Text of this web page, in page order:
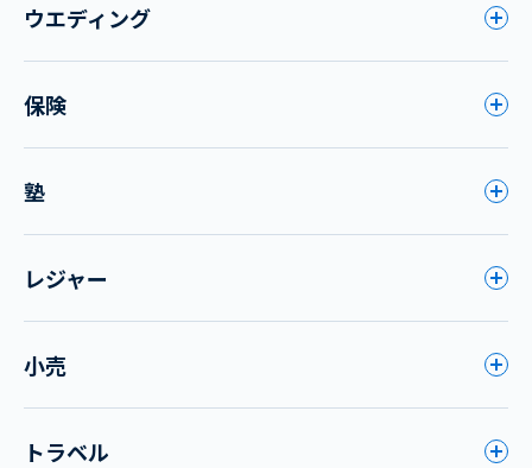
ウエディング
保険
塾
レジャー
小売
トラベル